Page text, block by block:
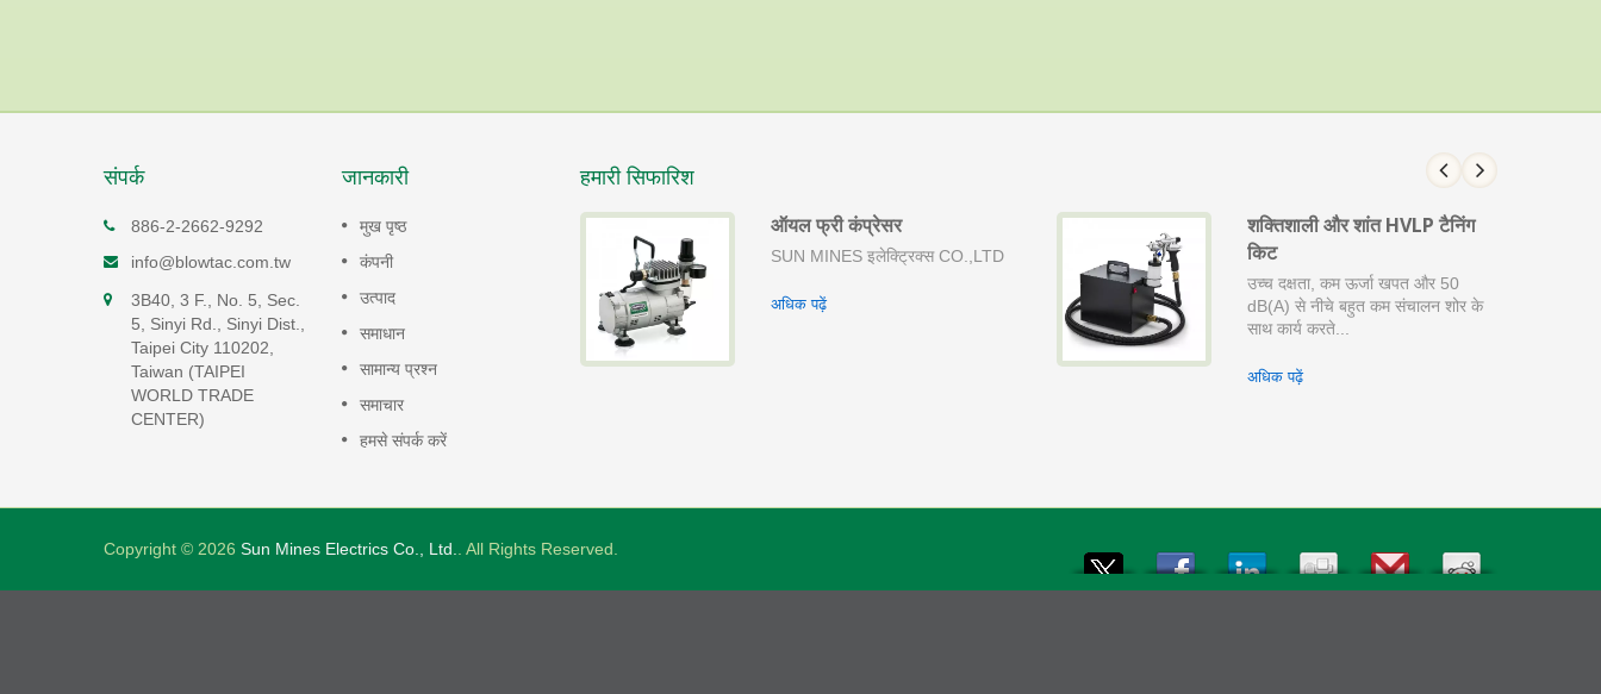
संपर्क
886-2-2662-9292
info@blowtac.com.tw
3B40, 3 F., No. 5, Sec.
5, Sinyi Rd., Sinyi Dist.,
Taipei City 110202,
Taiwan (TAIPEI
WORLD TRADE
CENTER)
जानकारी
मुख पृष्ठ
कंपनी
उत्पाद
समाधान
सामान्य प्रश्न
समाचार
हमसे संपर्क करें
हमारी सिफारिश
लीनियर वायु पंप
रेखीय एयर पंप उच्च दक्षता, कम ऊर्जा खपत
कम संचालन...
ऑयल फ्री कंप्रेसर
SUN MINES इलेक्ट्रिक्स CO.,LTD
अधिक पढ़ें
शक्तिशाली और शांत HVLP टैनिंग
किट
उच्च दक्षता, कम ऊर्जा खपत और 50
dB(A) से नीचे बहुत कम संचालन शोर के
साथ कार्य करते...
अधिक पढ़ें
Copyright © 2026 Sun Mines Electrics Co., Ltd.. All Rights Reserved.